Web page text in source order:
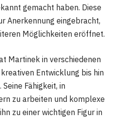
gemacht haben. Diese
Anerkennung eingebracht,
Möglichkeiten eröffnet.
Martinek in verschiedenen
Entwicklung bis hin
Fähigkeit, in
zu arbeiten und komplexe
zu einer wichtigen Figur in